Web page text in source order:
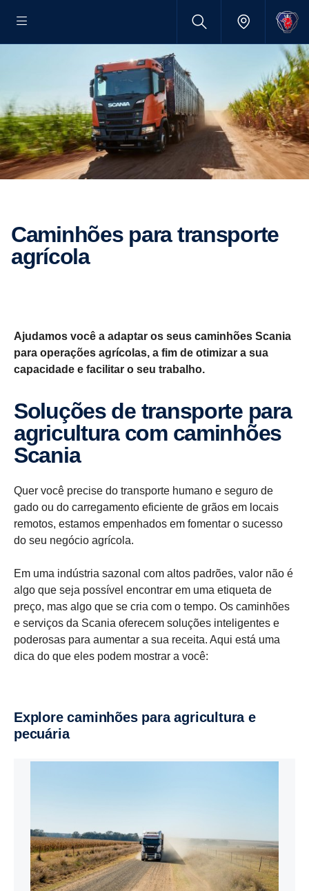
Caminhões para transporte
agrícola
Ajudamos você a adaptar os seus caminhões Scania
para operações agrícolas, a fim de otimizar a sua
capacidade e facilitar o seu trabalho.
Soluções de transporte para
agricultura com caminhões
Scania
Quer você precise do transporte humano e seguro de
gado ou do carregamento eficiente de grãos em locais
remotos, estamos empenhados em fomentar o sucesso
do seu negócio agrícola.
Em uma indústria sazonal com altos padrões, valor não é
algo que seja possível encontrar em uma etiqueta de
preço, mas algo que se cria com o tempo. Os caminhões
e serviços da Scania oferecem soluções inteligentes e
poderosas para aumentar a sua receita. Aqui está uma
dica do que eles podem mostrar a você:
Explore caminhões para agricultura e
pecuária